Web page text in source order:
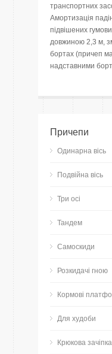
транспортних
Амортизація
підвішених
довжиною 2,3 м,
бортах (причеп
надставними
Причепи
Одинарна вісь
Подвійна вісь
Три осі
Тандем
Самоскиди
Розкидачі гною
Кормові
Для худоби
Крюкова зачіпка